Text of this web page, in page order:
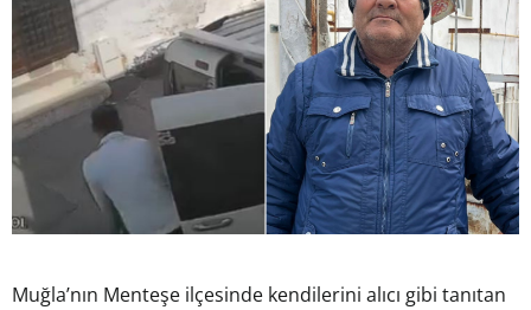
Muğla’nın Menteşe ilçesinde kendilerini alıcı gibi tanıtan